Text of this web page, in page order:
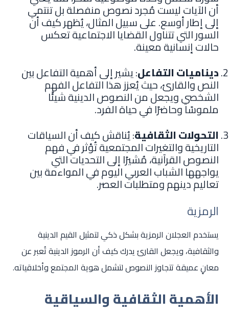
أن الآيات ليست مُجرد نصوص منفصلة بل تنتمي
إلى إطار أوسع. على سبيل المثال، يُظهر كيف أن
السور التي تتناول القضايا الاجتماعية تعكس
حالات إنسانية معينة.
ديناميات التفاعل: يشير إلى أهمية التفاعل بين
النص والقارئ، حيث يُعزز هذا التفاعل الفهم
الشخصي ويجعل من النصوص الدينية شيئًا
ملموسًا وحاضرًا في حياة الفرد.
التحولات الثقافية: يُناقش كيف أن السياقات
التاريخية والتغيرات المجتمعية تُؤثر في فهم
النصوص القرآنية، مُشيرًا إلى التحديات التي
يواجهها الشباب العربي اليوم في المواءمة بين
تعاليم دينهم ومتطلبات العصر.
الرمزية
يستخدم العجلان الرمزية بشكل ذكي لتمثيل القيم الدينية
والثقافية، ويجعل القارئ يدرك كيف أن الرموز الدينية تُعبر عن
معانٍ عميقة تتجاوز النصوص لتشمل هوية المجتمع وأخلاقياته.
الأهمية الثقافية والسياقية